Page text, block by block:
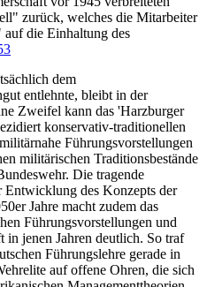
zurück, welches die Mitarbeiter
auf die Einhaltung des
dem
entlehnte, bleibt in der
Zweifel kann das 'Harzburger
konservativ-traditionellen
Führungsvorstellungen
militärischen Traditionsbestände
Die tragende
Entwicklung des Konzepts der
Jahre macht zudem das
Führungsvorstellungen und
in jenen Jahren deutlich. So traf
Führungslehre gerade in
auf offene Ohren, die sich